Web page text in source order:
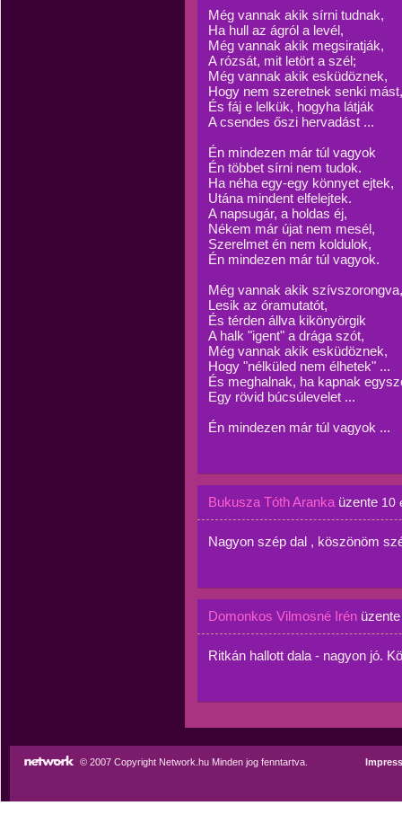
Még vannak akik sírni tudnak,
Ha hull az ágról a levél,
Még vannak akik megsiratják,
A rózsát, mit letört a szél;
Még vannak akik esküdöznek,
Hogy nem szeretnek senki mást,
És fáj e lelkük, hogyha látják
A csendes őszi hervadást ...
Én mindezen már túl vagyok
Én többet sírni nem tudok.
Ha néha egy-egy könnyet ejtek,
Utána mindent elfelejtek.
A napsugár, a holdas éj,
Nékem már újat nem mesél,
Szerelmet én nem koldulok,
Én mindezen már túl vagyok.
Még vannak akik szívszorongva,
Lesik az óramutatót,
És térden állva kikönyörgik
A halk "igent" a drága szót,
Még vannak akik esküdöznek,
Hogy "nélküled nem élhetek" ...
És meghalnak, ha kapnak
Egy rövid búcsúlevelet ...
Én mindezen már túl vagyok ...
Bukusza Tóth Aranka üzente 10
Nagyon szép dal , köszönöm
Domonkos Vilmosné Irén
Ritkán hallott dala - nagyon jó.
© 2007 Copyright Network.hu Minden jog fenntartva.